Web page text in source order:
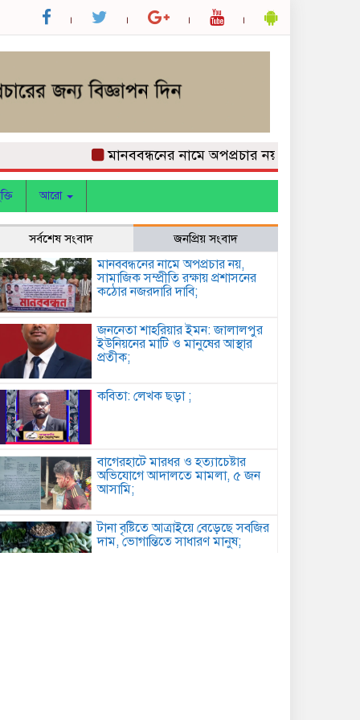
মানববন্ধনের নামে অপপ্রচার নয়, সামাজিক
আরো
সর্বশেষ সংবাদ জনপ্রিয় সংবাদ
মানববন্ধনের নামে অপপ্রচার নয়,
সামাজিক সম্প্রীতি রক্ষায় প্রশাসনের
কঠোর নজরদারি দাবি;
জননেতা শাহরিয়ার ইমন: জালালপুর
ইউনিয়নের মাটি ও মানুষের আস্থার
প্রতীক;
কবিতা: লেখক ছড়া ;
বাগেরহাটে মারধর ও হত্যাচেষ্টার
অভিযোগে আদালতে মামলা, ৫ জন
আসামি;
টানা বৃষ্টিতে আত্রাইয়ে বেড়েছে সবজির
দাম, ভোগান্তিতে সাধারণ মানুষ;